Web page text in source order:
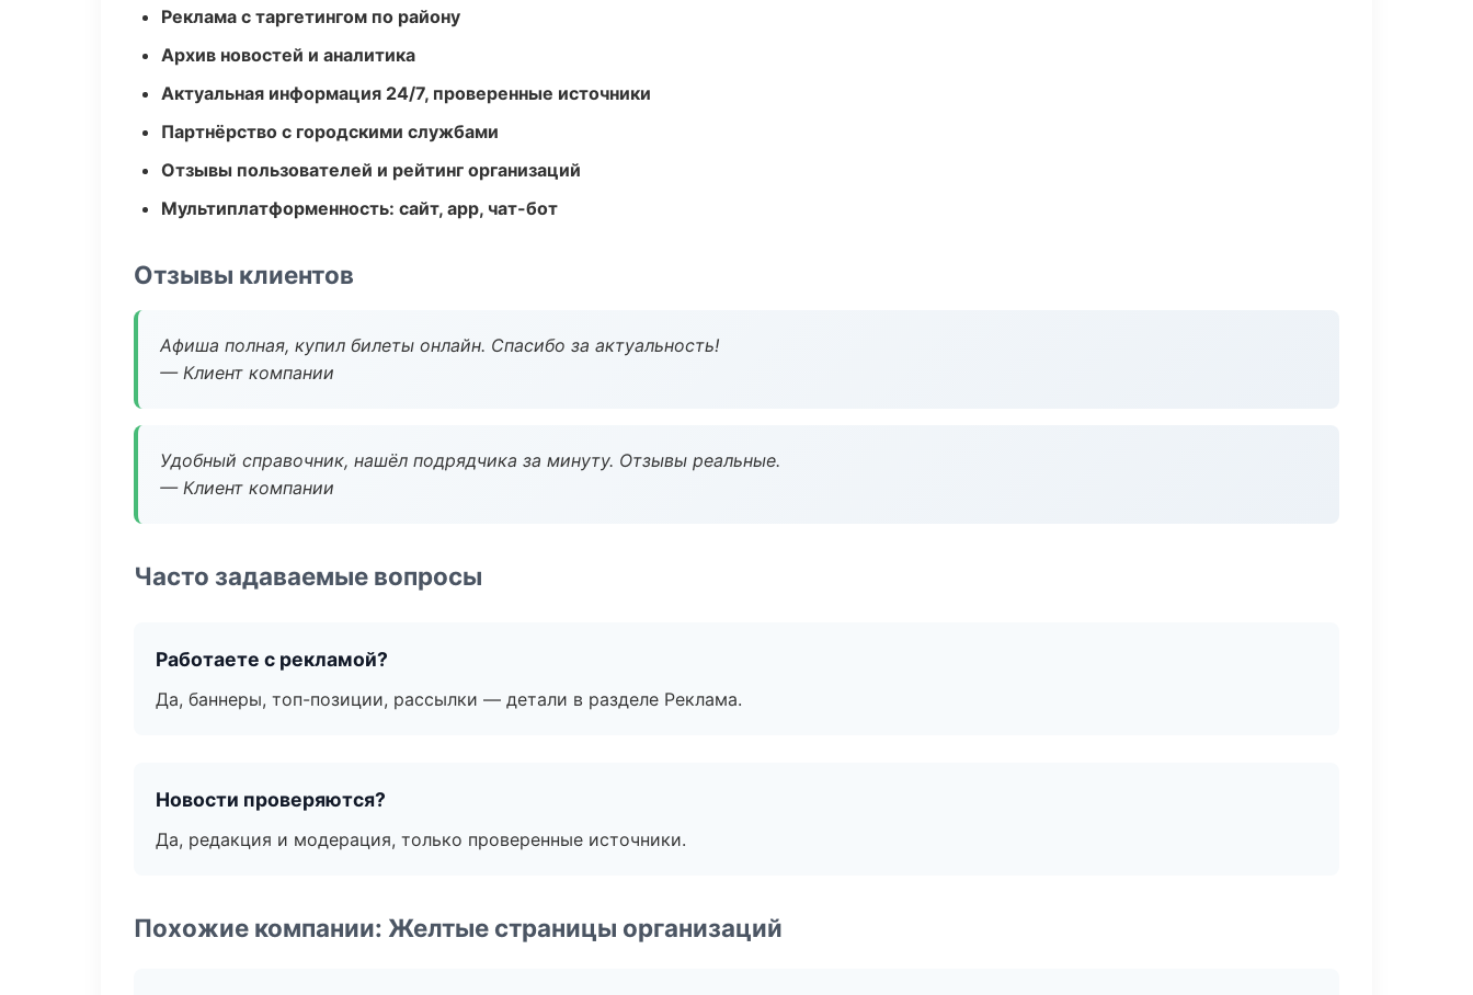
Реклама с таргетингом по району
Архив новостей и аналитика
Актуальная информация 24/7, проверенные источники
Партнёрство с городскими службами
Отзывы пользователей и рейтинг организаций
Мультиплатформенность: сайт, app, чат-бот
Отзывы клиентов
Афиша полная, купил билеты онлайн. Спасибо за актуальность!
— Клиент компании
Удобный справочник, нашёл подрядчика за минуту. Отзывы реальные.
— Клиент компании
Часто задаваемые вопросы
Работаете с рекламой?
Да, баннеры, топ-позиции, рассылки — детали в разделе Реклама.
Новости проверяются?
Да, редакция и модерация, только проверенные источники.
Похожие компании: Желтые страницы организаций